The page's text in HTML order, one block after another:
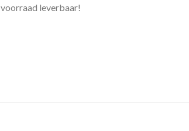
leverbaar!